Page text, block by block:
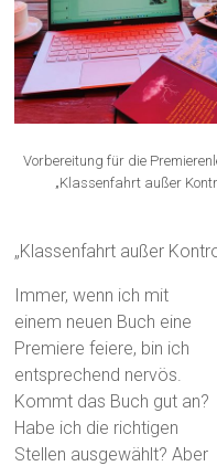
Vorbereitung für die
„Klassenfahrt außer
„Klassenfahrt außer
Immer, wenn ich mit
einem neuen Buch eine
Premiere feiere, bin ich
entsprechend nervös.
Kommt das Buch gut an?
Habe ich die richtigen
Stellen ausgewählt? Aber